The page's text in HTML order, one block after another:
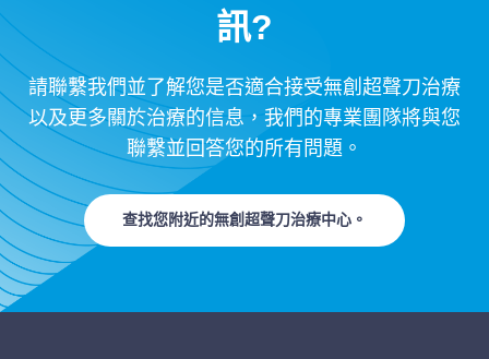
訊?
請聯繫我們並了解您是否適合接受無創超聲刀治療
以及更多關於治療的信息，我們的專業團隊將與您
聯繫並回答您的所有問題。
查找您附近的無創超聲刀治療中心。